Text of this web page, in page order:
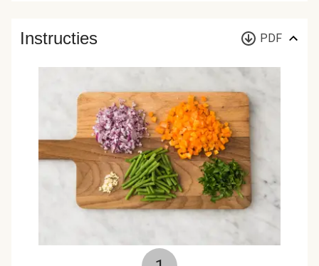
Instructies PDF